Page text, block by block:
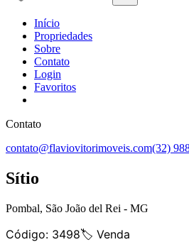
Início
Propriedades
Sobre
Contato
Login
Favoritos
Contato
contato@flaviovitorimoveis.com(32)
Sítio
Pombal, São João del Rei - MG
Código: 3498🏷️ Venda